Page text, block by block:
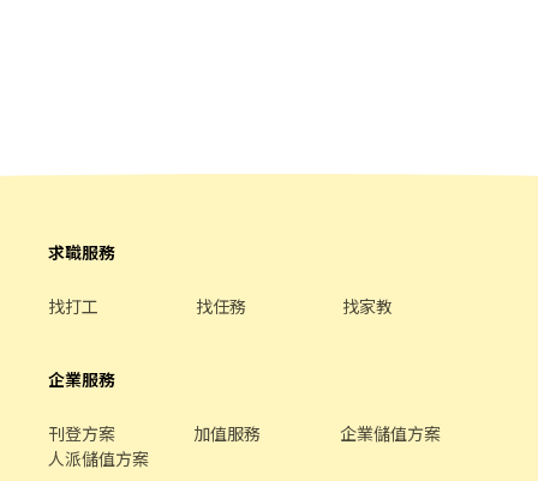
求職服務
找打工 找任務 找家教
企業服務
刊登方案 加值服務
企業儲值方案
人派儲值方案